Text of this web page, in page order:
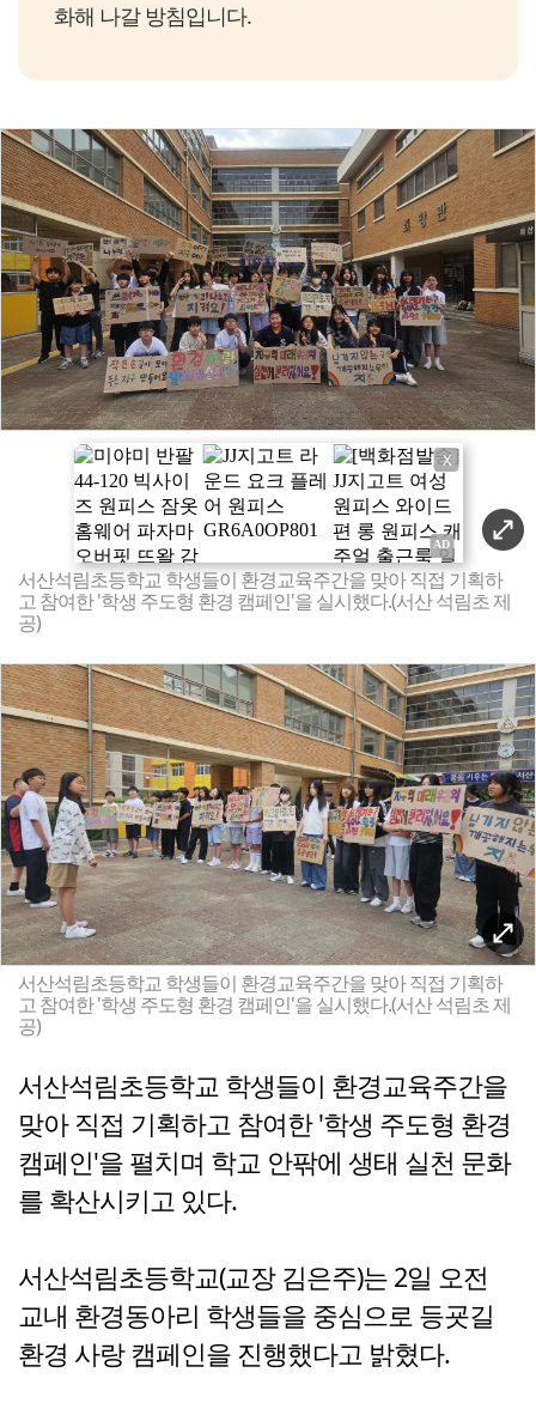
화해 나갈 방침입니다.
X
서산석림초등학교 학생들이 환경교육주간을 맞아 직접 기획하
고 참여한 '학생 주도형 환경 캠페인'을 실시했다.(서산 석림초 제
공)
서산석림초등학교 학생들이 환경교육주간을 맞아 직접 기획하
고 참여한 '학생 주도형 환경 캠페인'을 실시했다.(서산 석림초 제
공)
서산석림초등학교 학생들이 환경교육주간을
맞아 직접 기획하고 참여한 '학생 주도형 환경
캠페인'을 펼치며 학교 안팎에 생태 실천 문화
를 확산시키고 있다.
서산석림초등학교(교장 김은주)는 2일 오전
교내 환경동아리 학생들을 중심으로 등굣길
환경 사랑 캠페인을 진행했다고 밝혔다.